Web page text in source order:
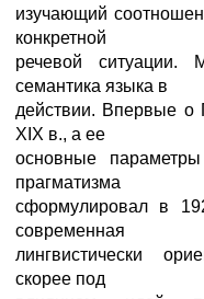
изучающий
конкретной
речевой
семантика языка в
действии. Впервые
ХIХ в., а ее
основные
прагматизма
сформулировал в
современная
лингвистически
скорее под